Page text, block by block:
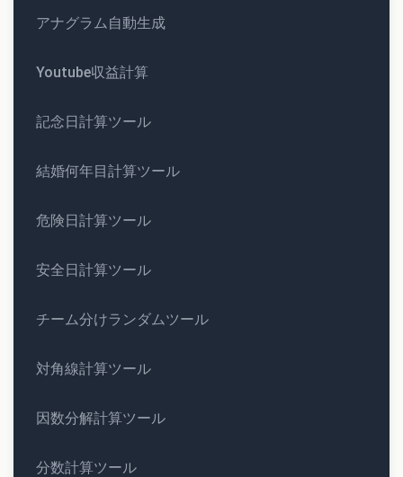
アナグラム自動生成
Youtube収益計算
記念日計算ツール
結婚何年目計算ツール
危険日計算ツール
安全日計算ツール
チーム分けランダムツール
対角線計算ツール
因数分解計算ツール
分数計算ツール